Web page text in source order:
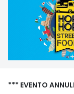
*** EVENTO